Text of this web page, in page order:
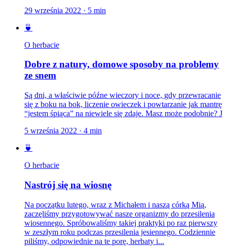
29 września 2022 · 5 min
🍵
O herbacie
Dobre z natury, domowe sposoby na problemy
ze snem
Są dni, a właściwie późne wieczory i noce, gdy przewracanie
się z boku na bok, liczenie owieczek i powtarzanie jak mantrę
“jestem śpiąca” na niewiele się zdaje. Masz może podobnie? J
5 września 2022 · 4 min
🍵
O herbacie
Nastrój się na wiosnę
Na początku lutego, wraz z Michałem i naszą córką Mią,
zaczęliśmy przygotowywać nasze organizmy do przesilenia
wiosennego. Spróbowaliśmy takiej praktyki po raz pierwszy
w zeszłym roku podczas przesilenia jesiennego. Codziennie
piliśmy, odpowiednie na te porę, herbaty i...